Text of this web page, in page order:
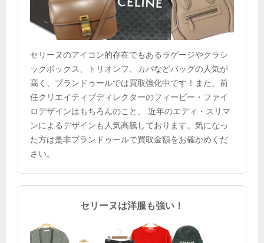
セリーヌのアイコン的存在でもあるラゲージやクラシ
ックボックス、トリオンフ、カバなどバッグの人気が
高く、ブランドゥールでは買取強化中です！また、前
任クリエイティブディレクターのフィービー・ファイ
ロデザインはもちろんのこと、 近年のエディ・スリマ
ンによるデザインも人気高騰しております。気になっ
た方は是非ブランドゥールで買取金額をお確かめくだ
さい。
セリーヌは洋服も強い！